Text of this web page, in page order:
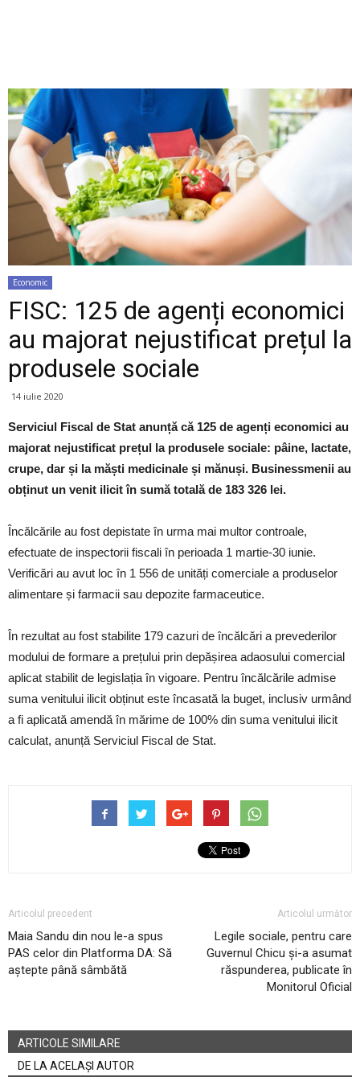
Economic
FISC: 125 de agenți economici
au majorat nejustificat prețul la
produsele sociale
14 iulie 2020
Serviciul Fiscal de Stat anunță că 125 de agenți economici au
majorat nejustificat prețul la produsele sociale: pâine, lactate,
crupe, dar și la măști medicinale și mănuși. Businessmenii au
obținut un venit ilicit în sumă totală de 183 326 lei.
Încălcările au fost depistate în urma mai multor controale,
efectuate de inspectorii fiscali în perioada 1 martie-30 iunie.
Verificări au avut loc în 1 556 de unități comerciale a produselor
alimentare și farmacii sau depozite farmaceutice.
În rezultat au fost stabilite 179 cazuri de încălcări a prevederilor
modului de formare a prețului prin depășirea adaosului comercial
aplicat stabilit de legislația în vigoare. Pentru încălcările admise
suma venitului ilicit obținut este încasată la buget, inclusiv urmând
a fi aplicată amendă în mărime de 100% din suma venitului ilicit
calculat, anunță Serviciul Fiscal de Stat.
Articolul precedent
Maia Sandu din nou le-a spus
PAS celor din Platforma DA: Să
aștepte până sâmbătă
Articolul următor
Legile sociale, pentru care
Guvernul Chicu și-a asumat
răspunderea, publicate în
Monitorul Oficial
ARTICOLE SIMILARE
DE LA ACELAȘI AUTOR